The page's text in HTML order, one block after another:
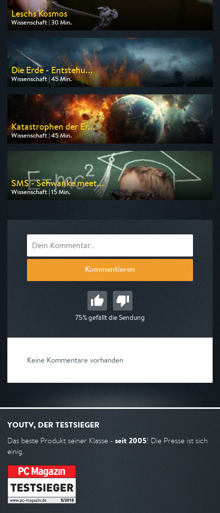
Leschs Kosmos
Wissenschaft | 30 Min.
Ausgestrahlt von ZDF info
am 09.08.2026, 07:10
Die Erde - Entstehu...
Wissenschaft | 45 Min.
Ausgestrahlt von ZDF info
am 10.08.2026, 15:00
Katastrophen der Er...
Wissenschaft | 45 Min.
Ausgestrahlt von ZDF info
am 09.08.2026, 14:20
SMS - Schwanke meet...
Wissenschaft | 15 Min.
Ausgestrahlt von ARD alpha
Kommentieren
75% gefällt die Sendung
Keine Kommentare vorhanden
YOUTV, DER TESTSIEGER
Das beste Produkt seiner Klasse - seit 2005! Die Presse ist sich
einig.